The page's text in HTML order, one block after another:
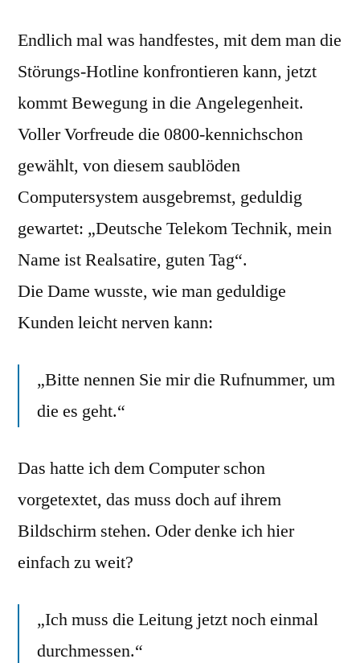
Endlich mal was handfestes, mit dem man die
Störungs-Hotline konfrontieren kann, jetzt
kommt Bewegung in die Angelegenheit.
Voller Vorfreude die 0800-kennichschon
gewählt, von diesem saublöden
Computersystem ausgebremst, geduldig
gewartet: „Deutsche Telekom Technik, mein
Name ist Realsatire, guten Tag“.
Die Dame wusste, wie man geduldige
Kunden leicht nerven kann:
„Bitte nennen Sie mir die Rufnummer, um
die es geht.“
Das hatte ich dem Computer schon
vorgetextet, das muss doch auf ihrem
Bildschirm stehen. Oder denke ich hier
einfach zu weit?
„Ich muss die Leitung jetzt noch einmal
durchmessen.“